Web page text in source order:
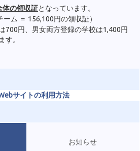
体の領収証となっています。
ム ＝ 156,100円の領収証）
700円、男女両方登録の学校は1,400円
す。
サイトの利用方法
お知らせ